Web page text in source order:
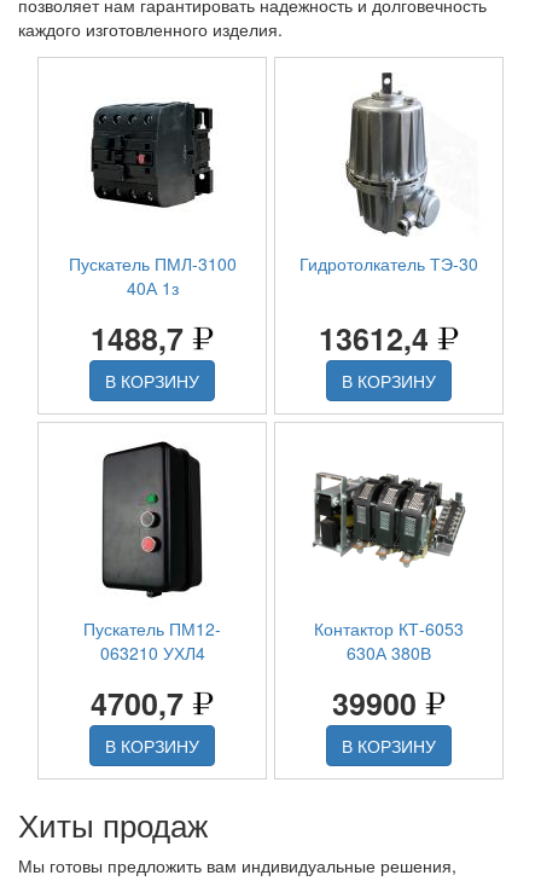
каждого изготовленного изделия.
Пускатель ПМЛ-3100
40А 1з
1488,7
В КОРЗИНУ
Гидротолкатель ТЭ-30
13612,4
В КОРЗИНУ
Пускатель ПМ12-
063210 УХЛ4
4700,7
В КОРЗИНУ
Контактор КТ-6053
630А 380В
39900
В КОРЗИНУ
Хиты продаж
Мы готовы предложить вам индивидуальные решения,